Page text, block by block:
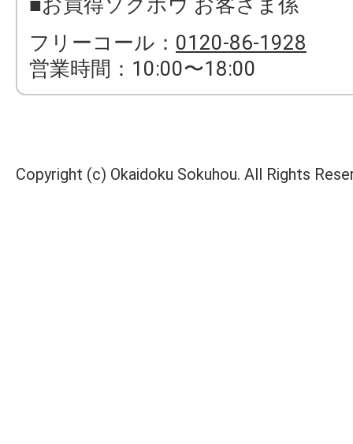
■お買得ソクホウ お客さま係
フリーコール： 0120-86-1928
営業時間：10:00〜18:00
Copyright (c) Okaidoku Sokuhou. All Rights